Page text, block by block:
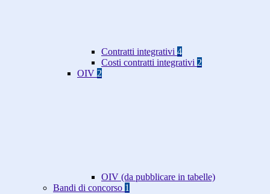
Contratti integrativi 4
Costi contratti integrativi 2
OIV 2
OIV (da pubblicare in tabelle)
Bandi di concorso 1